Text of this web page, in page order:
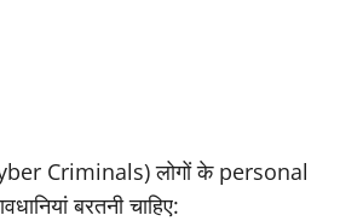
Criminals) लोगों के personal
बरतनी चाहिए: